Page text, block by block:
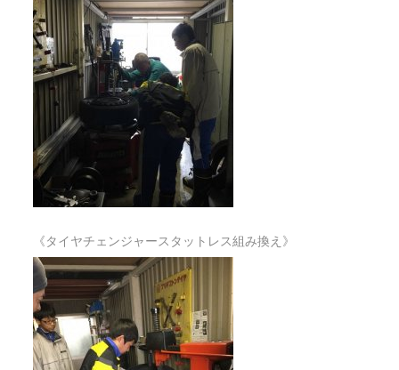
《タイヤチェンジャースタットレス組み換え》